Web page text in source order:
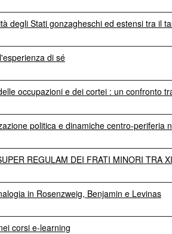
degli Stati gonzagheschi ed estensi tra il
di sé
occupazioni e dei cortei : un confronto
politica e dinamiche centro-periferia
REGULAM DEI FRATI MINORI TRA
in Rosenzweig, Benjamin e Levinas
corsi e-learning